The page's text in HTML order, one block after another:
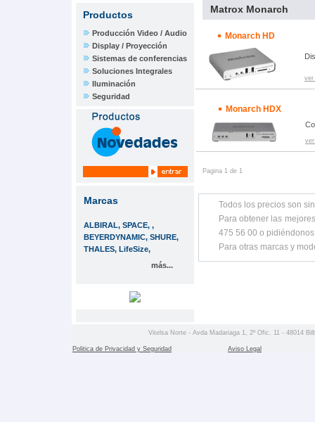
Productos
Producción Video / Audio
Display / Proyección
Sistemas de conferencias
Soluciones Integrales
Iluminación
Seguridad
Marcas
ALBIRAL, SPACE, ,
BEYERDYNAMIC, SHURE,
THALES, LifeSize,
más...
Matrox Monarch
Monarch HD
ver
Monarch HDX
Pagina 1 de 1
Todos los precios son
Para obtener las
475 56 00 o
Para otras marcas y
Vitelsa Norte - Avda Madariaga 1, 2º Ofic. 11 - 48014
Politica de Privacidad y Seguridad Aviso Legal